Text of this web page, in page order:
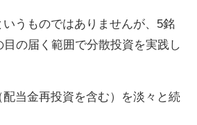
うものではありませんが、5銘
の届く範囲で分散投資を実践し
当金再投資を含む）を淡々と続